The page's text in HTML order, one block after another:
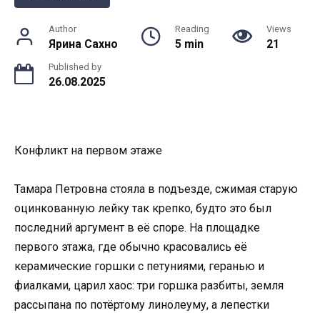
Author
Ярина Сахно
Reading
5 min
Views
21
Published by
26.08.2025
Конфликт на первом этаже
Тамара Петровна стояла в подъезде, сжимая старую
оцинкованную лейку так крепко, будто это был
последний аргумент в её споре. На площадке
первого этажа, где обычно красовались её
керамические горшки с петуниями, геранью и
фиалками, царил хаос: три горшка разбиты, земля
рассыпана по потёртому линолеуму, а лепестки